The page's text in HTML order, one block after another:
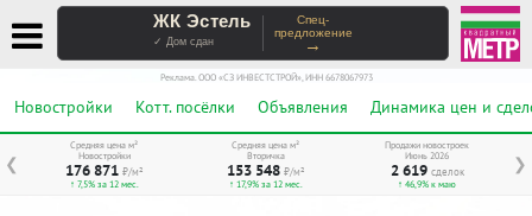
ЖК Эстель
✓ Дом сдан
Спец-
предложение
→
Реклама. ООО «СЗ ИНВЕСТСТРОЙ», ИНН 6678067973
Новостройки Котт. посёлки Объявления Динамика цен и
❮ ❯
Средняя цена м²
Новостройки
176 871 ₽/м²
↑ 7,5% за 12 мес.
Средняя цена м²
Вторичка
153 548 ₽/м²
↑ 17,9% за 12 мес.
Продажи новостроек
Июнь 2026
2 619 сделок
↑ 46,9% к маю